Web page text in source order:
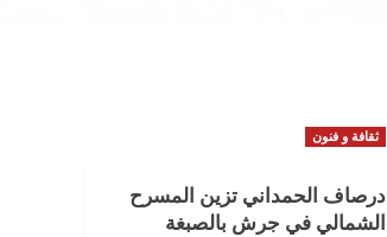
ثقافة و فنون
درصاف الحمداني تزين المسرح
الشمالي في جرش بالصبغة